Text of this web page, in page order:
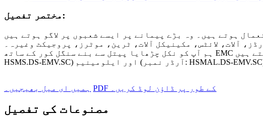
مختصر تفصیل:
ہوتے ہیں۔ وہ بڑے پیمانے پر ایسے شعبوں پر لاگو ہوتے ہیں
آلات، لائٹس، مکینیکل آلات، ٹرین، موٹرز، پروجیکٹ وغیرہ۔
ہم آپ کو نکل چڑھایا پیتل سے بنے سنگل کور کے ساتھ EMC ہائی-ٹیمپ میٹل کیبل گلینڈز فراہم کر سکتے ہیں (آرڈر نمبر: HSM.DS-EMV.SC)، سٹینلیس سٹیل (آرڈر نمبر:
ہمیں ای میل بھیجیں۔ PDF کے طور پر ڈاؤن لوڈ کریں۔
مصنوعات کی تفصیل